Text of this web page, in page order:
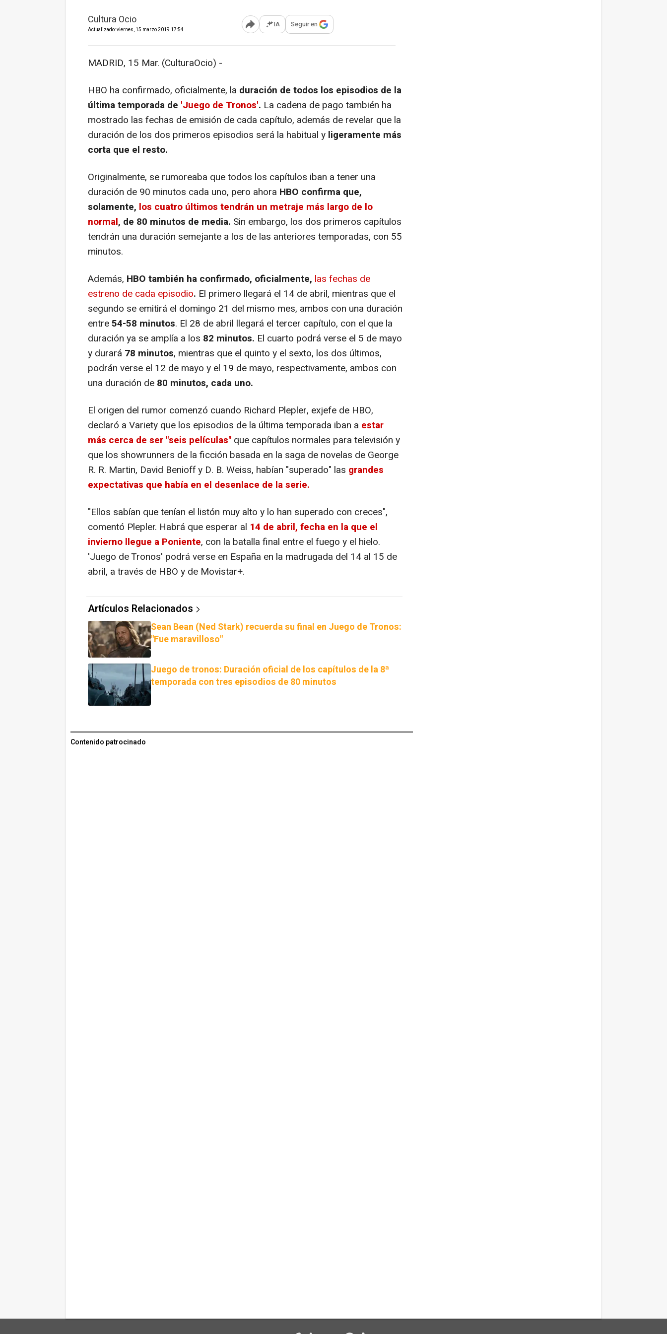
Cultura Ocio
Actualizado: viernes, 15 marzo 2019 17:54 Abrir opciones para compartir
IA Seguir en
MADRID, 15 Mar. (CulturaOcio) -
HBO ha confirmado, oficialmente, la duración de todos los episodios de la
última temporada de 'Juego de Tronos'. La cadena de pago también ha
mostrado las fechas de emisión de cada capítulo, además de revelar que la
duración de los dos primeros episodios será la habitual y ligeramente más
corta que el resto.
Originalmente, se rumoreaba que todos los capítulos iban a tener una
duración de 90 minutos cada uno, pero ahora HBO confirma que,
solamente, los cuatro últimos tendrán un metraje más largo de lo
normal, de 80 minutos de media. Sin embargo, los dos primeros capítulos
tendrán una duración semejante a los de las anteriores temporadas, con 55
minutos.
Además, HBO también ha confirmado, oficialmente, las fechas de
estreno de cada episodio. El primero llegará el 14 de abril, mientras que el
segundo se emitirá el domingo 21 del mismo mes, ambos con una duración
entre54-58 minutos. El 28 de abril llegará el tercer capítulo, con el que la
duración ya se amplía a los 82 minutos. El cuarto podrá verse el 5 de mayo
y durará 78 minutos, mientras que el quinto y el sexto, los dos últimos,
podrán verse el 12 de mayo y el 19 de mayo, respectivamente, ambos con
una duración de 80 minutos, cada uno.
El origen del rumor comenzó cuando Richard Plepler, exjefe de HBO,
declaró a Variety que los episodios de la última temporada iban a estar
más cerca de ser "seis películas" que capítulos normales para televisión y
que los showrunners de la ficción basada en la saga de novelas de George
R. R. Martin, David Benioff y D. B. Weiss, habían "superado" las grandes
expectativas que había en el desenlace de la serie.
"Ellos sabían que tenían el listón muy alto y lo han superado con creces",
comentó Plepler. Habrá que esperar al 14 de abril, fecha en la que el
invierno llegue a Poniente, con la batalla final entre el fuego y el hielo.
'Juego de Tronos' podrá verse en España en la madrugada del 14 al 15 de
abril, a través de HBO y de Movistar+.
Artículos Relacionados
Sean Bean (Ned Stark) recuerda su final en Juego de Tronos:
"Fue maravilloso"
Juego de tronos: Duración oficial de los capítulos de la 8ª
temporada con tres episodios de 80 minutos
Contenido patrocinado